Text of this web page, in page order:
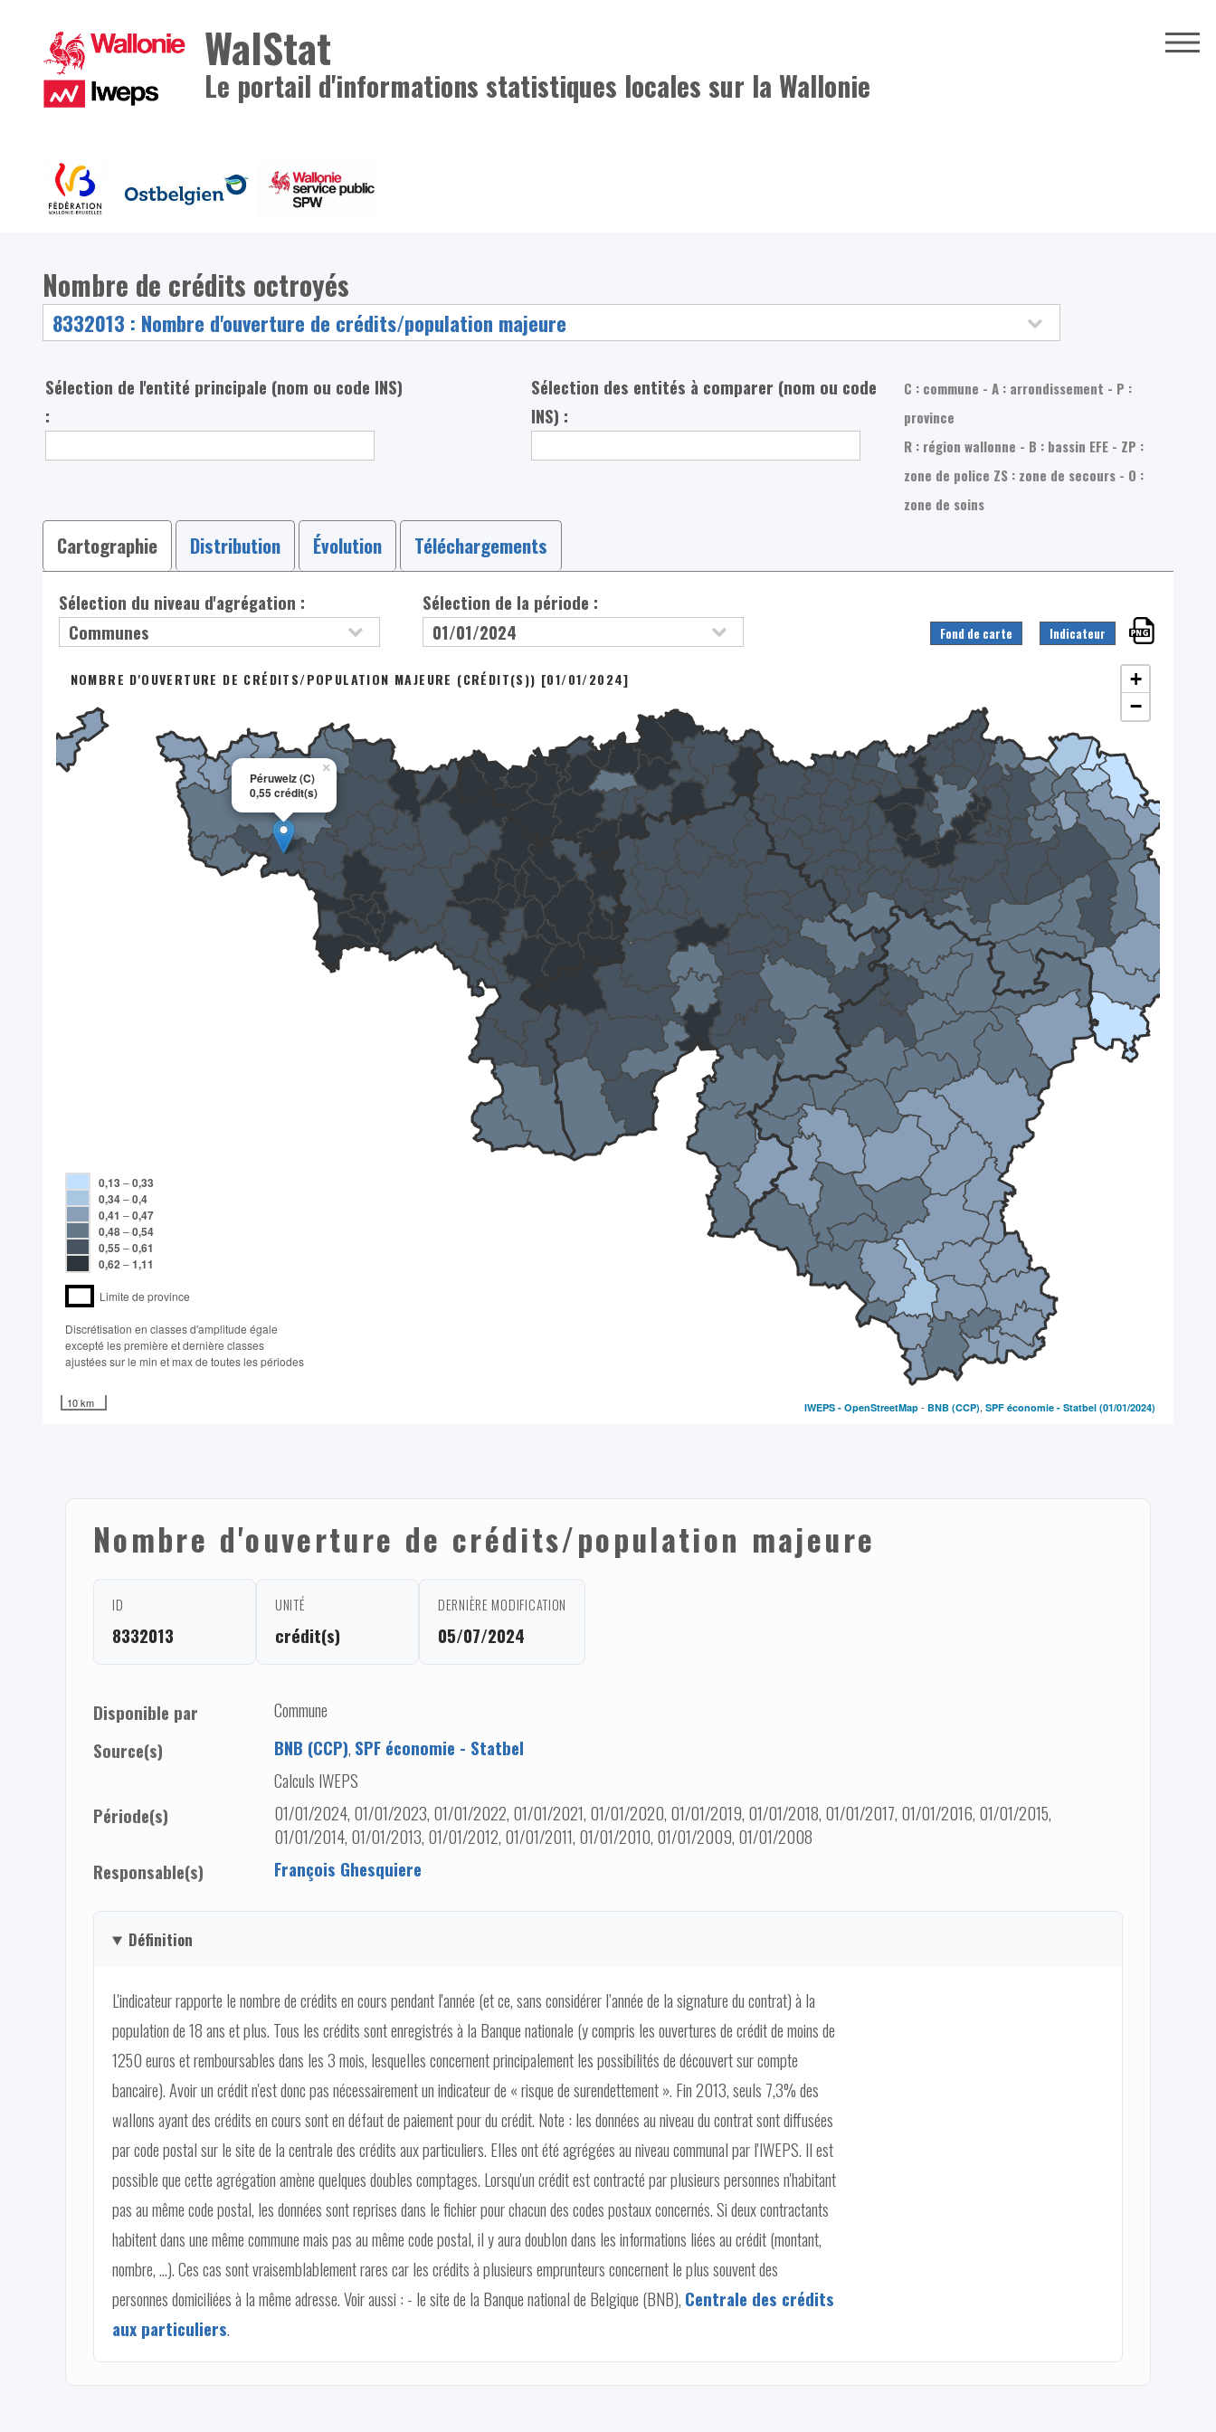
WalStat
Le portail d'informations statistiques locales sur la Wallonie
Nombre de crédits octroyés
Sélection de l'entité principale (nom ou code INS)
:
Sélection des entités à comparer (nom ou code
INS) :
C : commune - A : arrondissement - P :
province
R : région wallonne - B : bassin EFE - ZP :
zone de police ZS : zone de secours - O :
zone de soins
Cartographie Distribution Évolution Téléchargements
Sélection du niveau d'agrégation : Sélection de la période :
Fond de carte Indicateur
Péruwelz (C)
0,55 crédit(s)
×
NOMBRE D'OUVERTURE DE CRÉDITS/POPULATION MAJEURE (CRÉDIT(S)) [01/01/2024]
+
−
0,13 –0,33
0,34–0,4
0,41 –0,47
0,48–0,54
0,55 –0,61
0,62 –1,11
Limite de province
Discrétisation en classes d'amplitude égale​
excepté les première et dernière classes
ajustées sur le min et max de toutes les périodes
10 km IWEPS -OpenStreetMap -BNB (CCP),SPF économie - Statbel (01/01/2024)
Nombre d'ouverture de crédits/population majeure
ID
8332013
UNITÉ
crédit(s)
DERNIÈRE MODIFICATION
05/07/2024
Disponible par
Commune
Source(s)
BNB (CCP), SPF économie - Statbel
Calculs IWEPS
Période(s)
01/01/2024, 01/01/2023, 01/01/2022, 01/01/2021, 01/01/2020, 01/01/2019, 01/01/2018, 01/01/2017, 01/01/2016, 01/01/2015,
01/01/2014, 01/01/2013, 01/01/2012, 01/01/2011, 01/01/2010, 01/01/2009, 01/01/2008
Responsable(s)
François Ghesquiere
Définition
L'indicateur rapporte le nombre de crédits en cours pendant l'année (et ce, sans considérer l’année de la signature du contrat) à la
population de 18 ans et plus. Tous les crédits sont enregistrés à la Banque nationale (y compris les ouvertures de crédit de moins de
1250 euros et remboursables dans les 3 mois, lesquelles concernent principalement les possibilités de découvert sur compte
bancaire). Avoir un crédit n'est donc pas nécessairement un indicateur de « risque de surendettement ». Fin 2013, seuls 7,3% des
wallons ayant des crédits en cours sont en défaut de paiement pour du crédit. Note : les données au niveau du contrat sont diffusées
par code postal sur le site de la centrale des crédits aux particuliers. Elles ont été agrégées au niveau communal par l'IWEPS. Il est
possible que cette agrégation amène quelques doubles comptages. Lorsqu'un crédit est contracté par plusieurs personnes n'habitant
pas au même code postal, les données sont reprises dans le fichier pour chacun des codes postaux concernés. Si deux contractants
habitent dans une même commune mais pas au même code postal, il y aura doublon dans les informations liées au crédit (montant,
nombre, ...). Ces cas sont vraisemblablement rares car les crédits à plusieurs emprunteurs concernent le plus souvent des
personnes domiciliées à la même adresse. Voir aussi : - le site de la Banque national de Belgique (BNB), Centrale des crédits
aux particuliers.